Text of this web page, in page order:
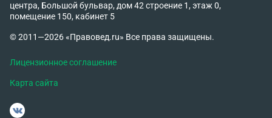
центра, Большой бульвар, дом 42 строение 1, этаж 0,
помещение 150, кабинет 5
© 2011—2026 «Правовед.ru» Все права защищены.
Лицензионное соглашение
Карта сайта